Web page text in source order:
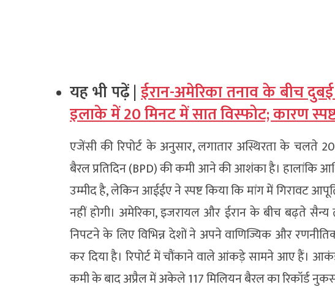
यह भी पढ़ें |ईरान-अमेरिका तनाव के बीच
इलाके में 20 मिनट में सात विस्फोट; कारण
एजेंसी की रिपोर्ट के अनुसार, लगातार अस्थिरता के चलते
बैरल प्रतिदिन (BPD) की कमी आने की आशंका है। हालांकि
उम्मीद है, लेकिन आईईए ने स्पष्ट किया कि मांग में गिरावट
नहीं होगी। अमेरिका, इजरायल और ईरान के बीच बढ़ते
निपटने के लिए विभिन्न देशों ने अपने वाणिज्यिक और
कर दिया है। रिपोर्ट में चौंकाने वाले आंकड़े सामने आए हैं।
कमी के बाद अप्रैल में अकेले 117 मिलियन बैरल का रिकॉर्ड